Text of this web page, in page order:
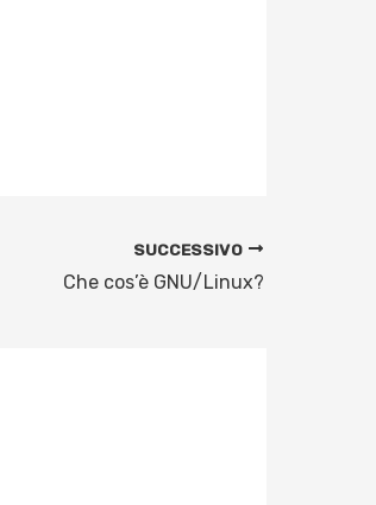
SUCCESSIVO
Che cos’è GNU/Linux?